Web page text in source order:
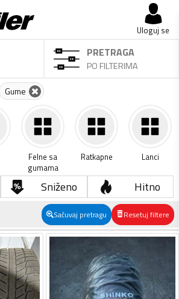
Uloguj se
PRETRAGA
PO FILTERIMA
Gume
Felne sa
gumama
Ratkapne Lanci
Sniženo Hitno
Sačuvaj pretragu Resetuj filtere